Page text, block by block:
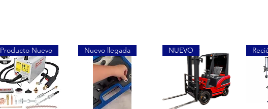
Producto Nuevo Nuevo llegada NUEVO